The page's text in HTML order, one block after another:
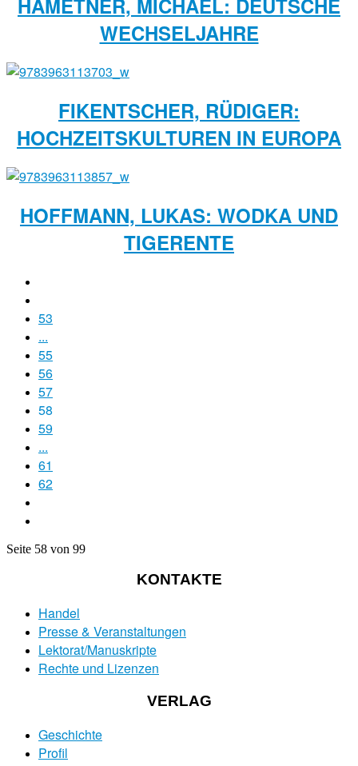
HAMETNER, MICHAEL: DEUTSCHE
WECHSELJAHRE
FIKENTSCHER, RÜDIGER:
HOCHZEITSKULTUREN IN EUROPA
HOFFMANN, LUKAS: WODKA UND
TIGERENTE
53
...
55
56
57
58
59
...
61
62
Seite 58 von 99
KONTAKTE
Handel
Presse & Veranstaltungen
Lektorat/Manuskripte
Rechte und Lizenzen
VERLAG
Geschichte
Profil